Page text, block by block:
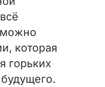
которая
горьких